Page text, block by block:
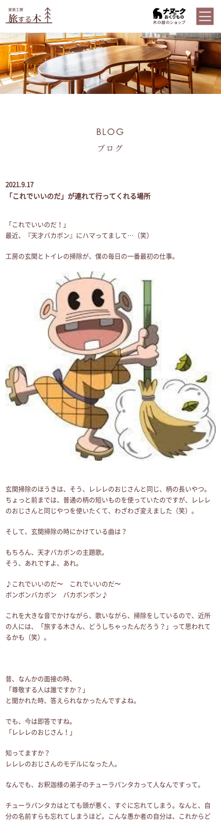
BLOG
ブログ
2021.9.17
「これでいいのだ」が連れて行ってくれる場所
「これでいいのだ！」
最近、『天才バカボン』にハマってまして…（笑）
工房の玄関とトイレの掃除が、僕の毎日の一番最初の仕事。
玄関掃除のほうきは、そう、レレレのおじさんと同じ、柄の長いやつ。
ちょっと前までは、普通の柄の短いものを使っていたのですが、レレレ
のおじさんと同じやつを使いたくて、わざわざ変えました（笑）。
そして、玄関掃除の時にかけている曲は？
もちろん、天才バカボンの主題歌。
そう、あれですよ、あれ。
♪これでいいのだ〜 これでいいのだ〜
ボンボンバカボン バカボンボン♪
これを大きな音でかけながら、歌いながら、掃除をしているので、近所
の人には、「旅する木さん、どうしちゃったんだろう？」って思われて
るかも（笑）。
昔、なんかの面接の時、
「尊敬する人は誰ですか？」
と聞かれた時、答えられなかったんですよね。
でも、今は即答ですね。
「レレレのおじさん！」
知ってますか？
レレレのおじさんのモデルになった人。
なんでも、お釈迦様の弟子のチューラパンタカって人なんですって。
チューラパンタカはとても頭が悪く、すぐに忘れてしまう。なんと、自
分の名前すらも忘れてしまうほど。こんな愚か者の自分は、これからど